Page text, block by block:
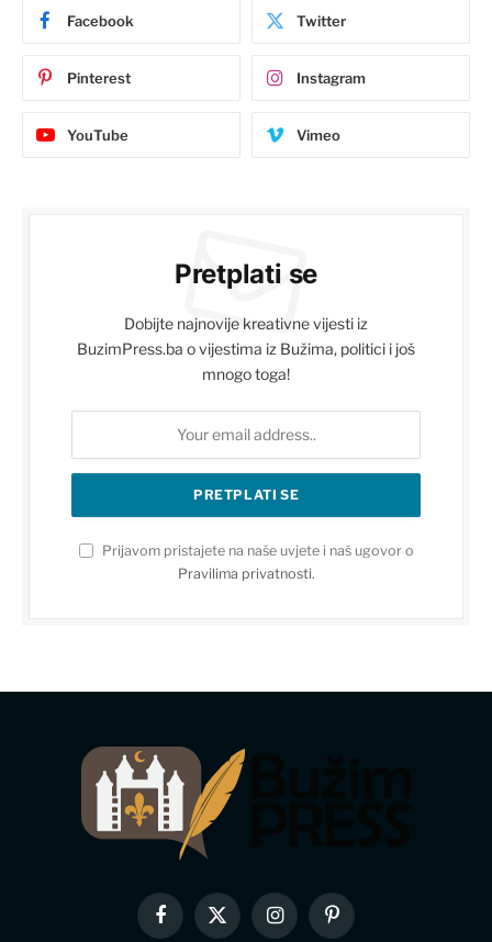
Facebook Twitter
Pinterest Instagram
YouTube Vimeo
Pretplati se
Dobijte najnovije kreativne vijesti iz
BuzimPress.ba o vijestima iz Bužima, politici i još
mnogo toga!
Prijavom pristajete na naše uvjete i naš ugovor o
Pravilima privatnosti.
Facebook
X
InstagramPinterest